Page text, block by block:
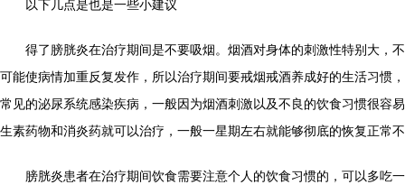
以下几点是也是一些小建议
得了膀胱炎在治疗期间是不要吸烟。烟酒对身体的刺激性特别大，
可能使病情加重反复发作，所以治疗期间要戒烟戒酒养成好的生活习惯
常见的泌尿系统感染疾病，一般因为烟酒刺激以及不良的饮食习惯很容
生素药物和消炎药就可以治疗，一般一星期左右就能够彻底的恢复正常
膀胱炎患者在治疗期间饮食需要注意个人的饮食习惯的，可以多吃